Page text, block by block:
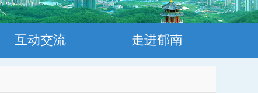
互动交流 走进郁南